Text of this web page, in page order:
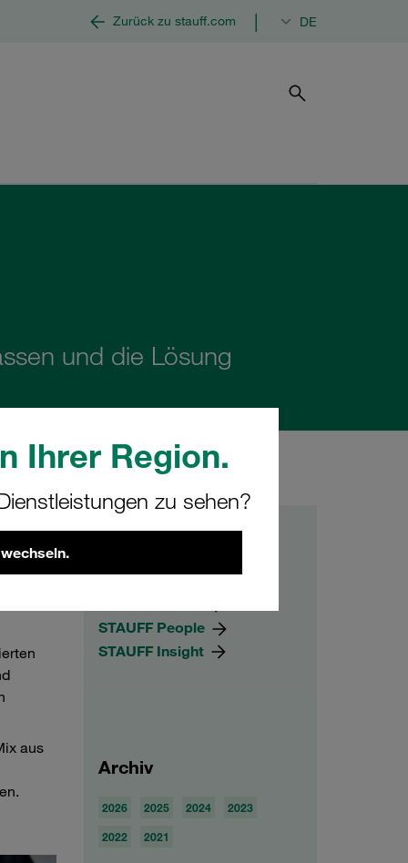
Ihrer Region.
zu sehen?
Zurück zu stauff.com DE
und die Lösung
aus
STAUFF Basics
STAUFF People
STAUFF Insight
Archiv
2026 2025 2024
2023
2022
2021